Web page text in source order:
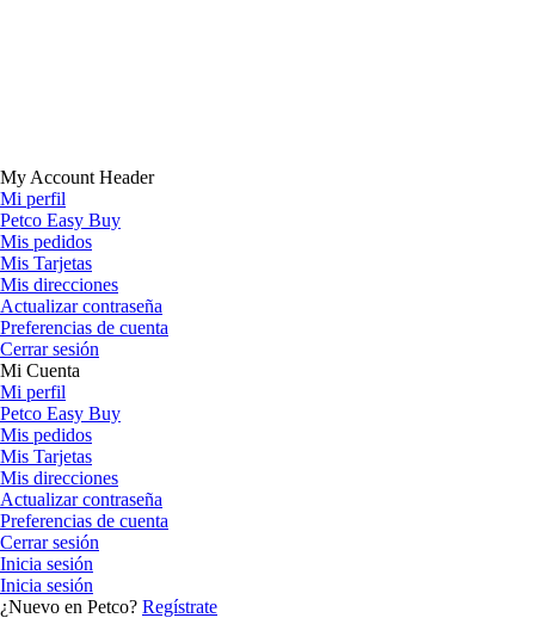
My Account Header
Mi perfil
Petco Easy Buy
Mis pedidos
Mis Tarjetas
Mis direcciones
Actualizar contraseña
Preferencias de cuenta
Cerrar sesión
Mi Cuenta
Mi perfil
Petco Easy Buy
Mis pedidos
Mis Tarjetas
Mis direcciones
Actualizar contraseña
Preferencias de cuenta
Cerrar sesión
Inicia sesión
Inicia sesión
¿Nuevo en Petco? Regístrate